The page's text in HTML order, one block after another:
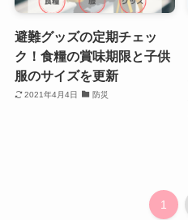
避難グッズの定期チェッ
ク！食糧の賞味期限と子供
服のサイズを更新
2021年4月4日 防災
1